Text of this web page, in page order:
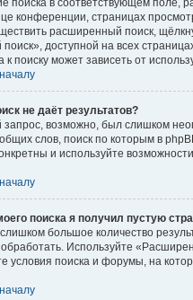
поиска в соответствующем поле,
конференции, страницах
расширенный поиск,
доступной на всех
к поиску может зависеть от
не даёт результатов?
запрос, возможно, был слишком
слов, поиск по которым в
и используйте
поиска я получил пустую
большое количество
обработать. Используйте
условия поиска и форумы, на